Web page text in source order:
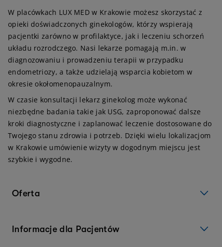
W placówkach LUX MED w Krakowie możesz skorzystać z
opieki doświadczonych ginekologów, którzy wspierają
pacjentki zarówno w profilaktyce, jak i leczeniu schorzeń
układu rozrodczego. Nasi lekarze pomagają m.in. w
diagnozowaniu i prowadzeniu terapii w przypadku
endometriozy, a także udzielają wsparcia kobietom w
okresie okołomenopauzalnym.
W czasie konsultacji lekarz ginekolog może wykonać
niezbędne badania takie jak USG, zaproponować dalsze
kroki diagnostyczne i zaplanować leczenie dostosowane do
Twojego stanu zdrowia i potrzeb. Dzięki wielu lokalizacjom
w Krakowie umówienie wizyty w dogodnym miejscu jest
szybkie i wygodne.
Oferta
Informacje dla Pacjentów